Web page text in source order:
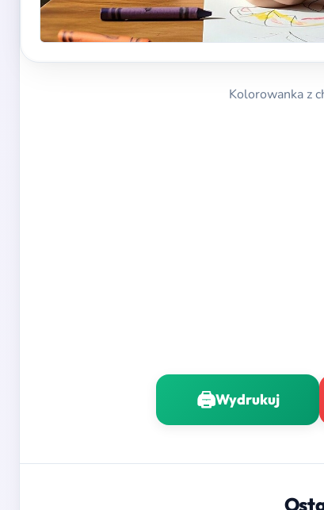
Kolorowanka z
🖨️Wydrukuj